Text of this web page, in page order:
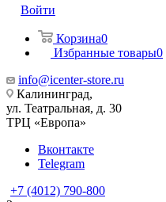
Войти
Корзина0
Избранные товары0
info@icenter-store.ru
Калининград,
ул. Театральная, д. 30
ТРЦ «Европа»
Вконтакте
Telegram
+7 (4012) 790-800